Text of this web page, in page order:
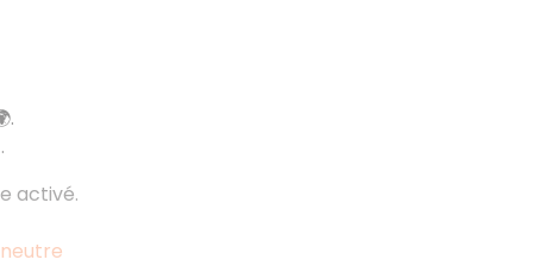
activé.